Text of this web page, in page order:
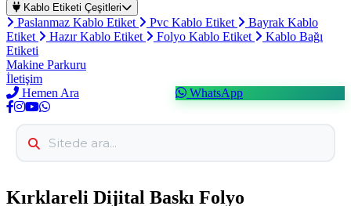
Kablo Etiketi Çeşitleri
Paslanmaz Kablo Etiket Pvc Kablo Etiket
Bayrak Kablo
Etiket
Hazır Kablo Etiket Folyo Kablo Etiket
Kablo Bağı
Etiketi
Makine Parkuru
İletişim
Hemen Ara
WhatsApp
Kırklareli Dijital Baskı Folyo